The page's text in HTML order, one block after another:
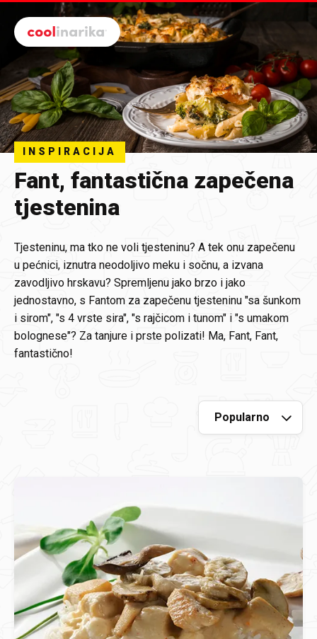
Preskoči na glavni sadržaj
INSPIRACIJA
Fant, fantastična zapečena
tjestenina
Tjesteninu, ma tko ne voli tjesteninu? A tek onu zapečenu
u pećnici, iznutra neodoljivo meku i sočnu, a izvana
zavodljivo hrskavu? Spremljenu jako brzo i jako
jednostavno, s Fantom za zapečenu tjesteninu "sa šunkom
i sirom", "s 4 vrste sira", "s rajčicom i tunom" i "s umakom
bolognese"? Za tanjure i prste polizati! Ma, Fant, Fant,
fantastično!